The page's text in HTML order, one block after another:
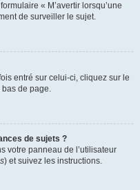
« M’avertir lorsqu’une
de surveiller le sujet.
entré sur celui-ci, cliquez sur le
bas de page.
de sujets ?
votre panneau de l’utilisateur
) et suivez les instructions.